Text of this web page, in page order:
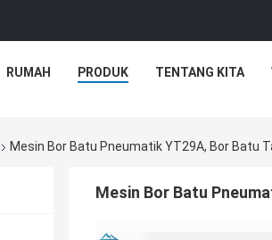
RUMAH PRODUK TENTANG KITA
Mesin Bor Batu Pneumatik YT29A, Bor Batu
Mesin Bor Batu